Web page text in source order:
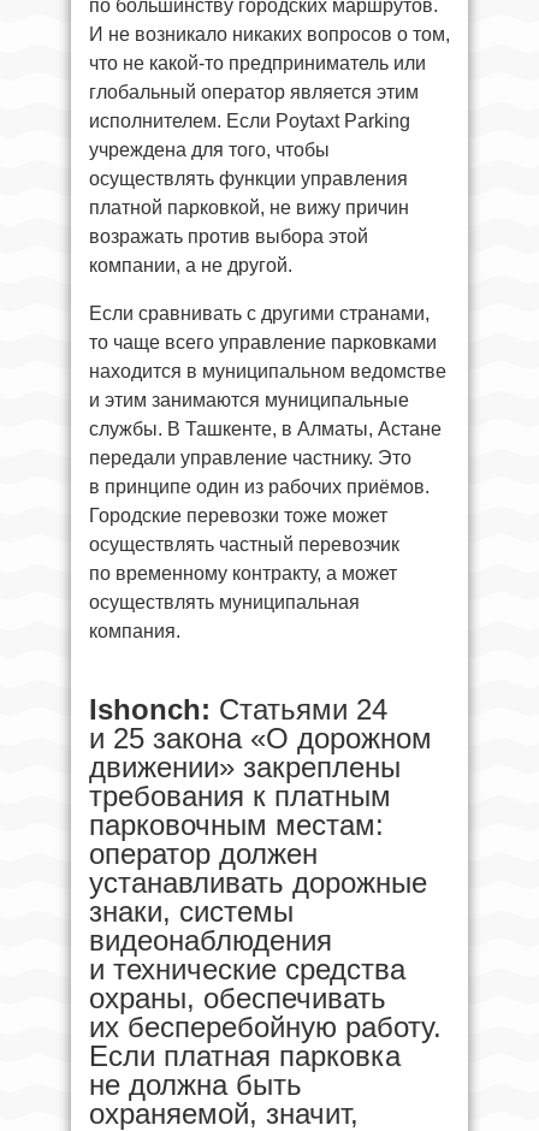
по большинству городских маршрутов.
И не возникало никаких вопросов о том,
что не какой-то предприниматель или
глобальный оператор является этим
исполнителем. Если Poytaxt Parking
учреждена для того, чтобы
осуществлять функции управления
платной парковкой, не вижу причин
возражать против выбора этой
компании, а не другой.
Если сравнивать с другими странами,
то чаще всего управление парковками
находится в муниципальном ведомстве
и этим занимаются муниципальные
службы. В Ташкенте, в Алматы, Астане
передали управление частнику. Это
в принципе один из рабочих приёмов.
Городские перевозки тоже может
осуществлять частный перевозчик
по временному контракту, а может
осуществлять муниципальная
компания.
Ishonch: Статьями 24
и 25 закона «О дорожном
движении» закреплены
требования к платным
парковочным местам:
оператор должен
устанавливать дорожные
знаки, системы
видеонаблюдения
и технические средства
охраны, обеспечивать
их бесперебойную работу.
Если платная парковка
не должна быть
охраняемой, значит,